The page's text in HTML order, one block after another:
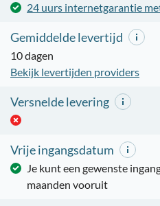
24 uurs internetgarantie
Gemiddelde levertijd
10 dagen
Bekijk levertijden providers
Versnelde levering
Vrije ingangsdatum
Je kunt een gewenste
maanden vooruit